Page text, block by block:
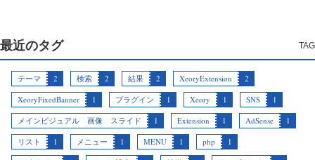
最近のタグ
テーマ 2 検索 2 結果 2 XeoryExtension
2
XeoryFixedBanner
1 プラグイン 1 Xeory 1 SNS
1
メインビジュアル 画像 スライド
1 Extension 1 AdSense
1
リスト
1 メニュー 1 MENU 1 php
1